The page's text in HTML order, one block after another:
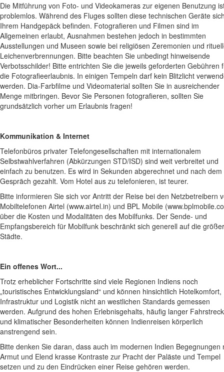
Die Mitführung von Foto- und Videokameras zur eigenen Benutzung
problemlos. Während des Fluges sollten diese technischen Geräte
Ihrem Handgepäck befinden. Fotografieren und Filmen sind im
Allgemeinen erlaubt, Ausnahmen bestehen jedoch in bestimmten
Ausstellungen und Museen sowie bei religiösen Zeremonien und
Leichenverbrennungen. Bitte beachten Sie unbedingt hinweisende
Verbotsschilder! Bitte entrichten Sie die jeweils geforderten Gebühren
die Fotografieerlaubnis. In einigen Tempeln darf kein Blitzlicht
werden. Dia-Farbfilme und Videomaterial sollten Sie in ausreichender
Menge mitbringen. Bevor Sie Personen fotografieren, sollten Sie
grundsätzlich vorher um Erlaubnis fragen!
Kommunikation & Internet
Telefonbüros privater Telefongesellschaften mit internationalem
Selbstwahlverfahren (Abkürzungen STD/ISD) sind weit verbreitet und
einfach zu benutzen. Es wird in Sekunden abgerechnet und nach dem
Gespräch gezahlt. Vom Hotel aus zu telefonieren, ist teurer.
Bitte informieren Sie sich vor Antritt der Reise bei den Netzbetreibern
Mobiltelefonen Airtel (www.airtel.in) und BPL Mobile
über die Kosten und Modalitäten des Mobilfunks. Der Sende- und
Empfangsbereich für Mobilfunk beschränkt sich generell auf die
Städte.
Ein offenes Wort...
Trotz erheblicher Fortschritte sind viele Regionen Indiens noch
„touristisches Entwicklungsland“ und können hinsichtlich Hotelkomfort,
Infrastruktur und Logistik nicht an westlichen Standards gemessen
werden. Aufgrund des hohen Erlebnisgehalts, häufig langer
und klimatischer Besonderheiten können Indienreisen körperlich
anstrengend sein.
Bitte denken Sie daran, dass auch im modernen Indien Begegnungen
Armut und Elend krasse Kontraste zur Pracht der Paläste und Tempel
setzen und zu den Eindrücken einer Reise gehören werden.